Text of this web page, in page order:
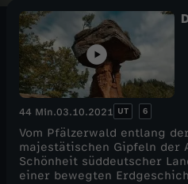
44 Min.03.10.2021 UT 6
Vom Pfälzerwald entlang
majestätischen Gipfeln der
Schönheit süddeutscher
einer bewegten